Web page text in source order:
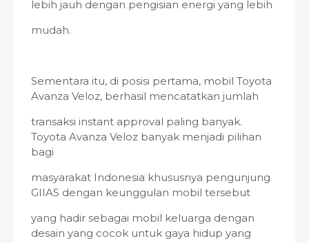
lebih jauh dengan pengisian energi yang lebih
mudah.
Sementara itu, di posisi pertama, mobil Toyota
Avanza Veloz, berhasil mencatatkan jumlah
transaksi instant approval paling banyak.
Toyota Avanza Veloz banyak menjadi pilihan
bagi
masyarakat Indonesia khususnya pengunjung
GIIAS dengan keunggulan mobil tersebut
yang hadir sebagai mobil keluarga dengan
desain yang cocok untuk gaya hidup yang